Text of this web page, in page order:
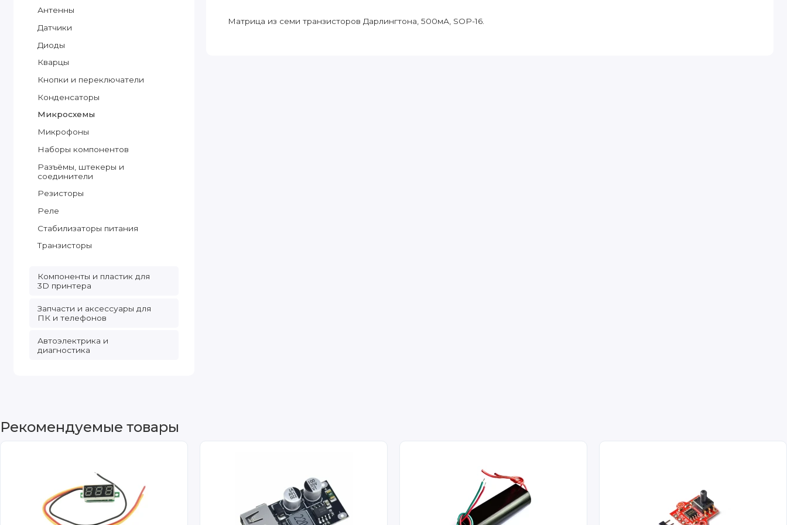
Антенны
Датчики
Диоды
Кварцы
Кнопки и переключатели
Конденсаторы
Микросхемы
Микрофоны
Наборы компонентов
Разъёмы, штекеры и
соединители
Резисторы
Реле
Стабилизаторы питания
Транзисторы
Компоненты и пластик для
3D принтера
Запчасти и аксессуары для
ПК и телефонов
Автоэлектрика и
диагностика
Матрица из семи транзисторов Дарлингтона, 500мА, SOP-16.
Рекомендуемые товары